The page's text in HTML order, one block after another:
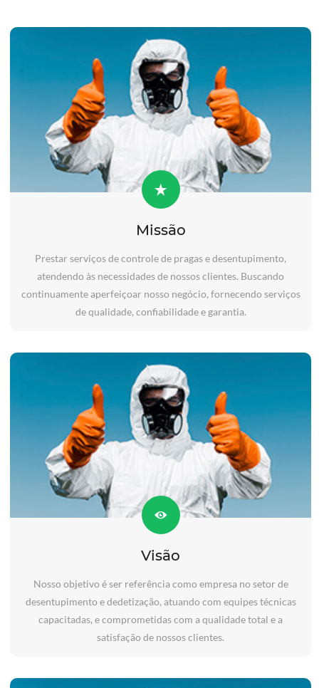
Missão
Prestar serviços de controle de pragas e desentupimento,
atendendo às necessidades de nossos clientes. Buscando
continuamente aperfeiçoar nosso negócio, fornecendo serviços
de qualidade, confiabilidade e garantia.
Visão
Nosso objetivo é ser referência como empresa no setor de
desentupimento e dedetização, atuando com equipes técnicas
capacitadas, e comprometidas com a qualidade total e a
satisfação de nossos clientes.